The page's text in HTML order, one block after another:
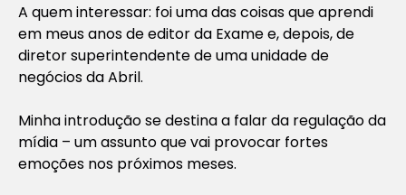
A quem interessar: foi uma das coisas que aprendi
em meus anos de editor da Exame e, depois, de
diretor superintendente de uma unidade de
negócios da Abril.
Minha introdução se destina a falar da regulação da
mídia – um assunto que vai provocar fortes
emoções nos próximos meses.